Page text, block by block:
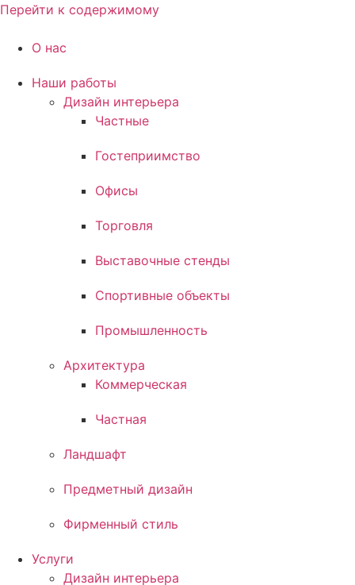
Перейти к содержимому
О нас
Наши работы
Дизайн интерьера
Частные
Гостеприимство
Офисы
Торговля
Выставочные стенды
Спортивные объекты
Промышленность
Архитектура
Коммерческая
Частная
Ландшафт
Предметный дизайн
Фирменный стиль
Услуги
Дизайн интерьера